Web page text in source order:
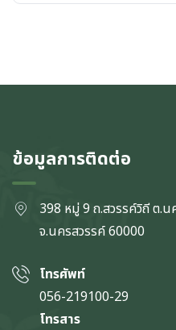
ข้อมูลการติดต่อ
398 หมู่ 9 ถ.สวรรค์วิถี ต.
จ.นครสวรรค์60000
โทรศัพท์
056-219100-29
โทรสาร